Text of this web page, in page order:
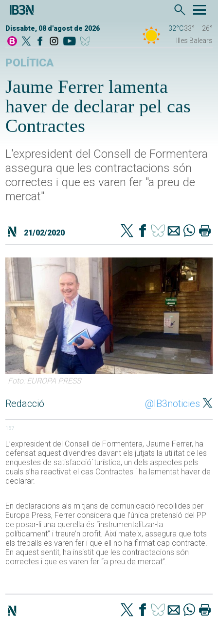
Dissabte, 08 d'agost de 2026 32°C33°
26°
Illes Balears
POLÍTICA
Jaume Ferrer lamenta
haver de declarar pel cas
Contractes
L'expresident del Consell de Formentera
assegura que les contractacions són
correctes i que es varen fer "a preu de
mercat"
21/02/2020
Foto: EUROPA PRESS
Redacció @IB3noticies
157
L’expresident del Consell de Formentera, Jaume Ferrer, ha
defensat aquest divendres davant els jutjats la utilitat de les
enquestes de satisfacció´turística, un dels aspectes pels
quals s’ha reactivat el cas Contractes i ha lamentat haver de
declarar.
En declaracions als mitjans de comunicació recollides per
Europa Press, Ferrer considera que l’única pretensió del PP
de posar-li una querella és “instrumentalitzar-la
políticament” i treure’n profit. Així mateix, assegura que tots
els treballs es varen fer i que ell no ha firmat cap contracte.
En aquest sentit, ha insistit que les contractacions són
correctes i que es varen fer “a preu de mercat”.